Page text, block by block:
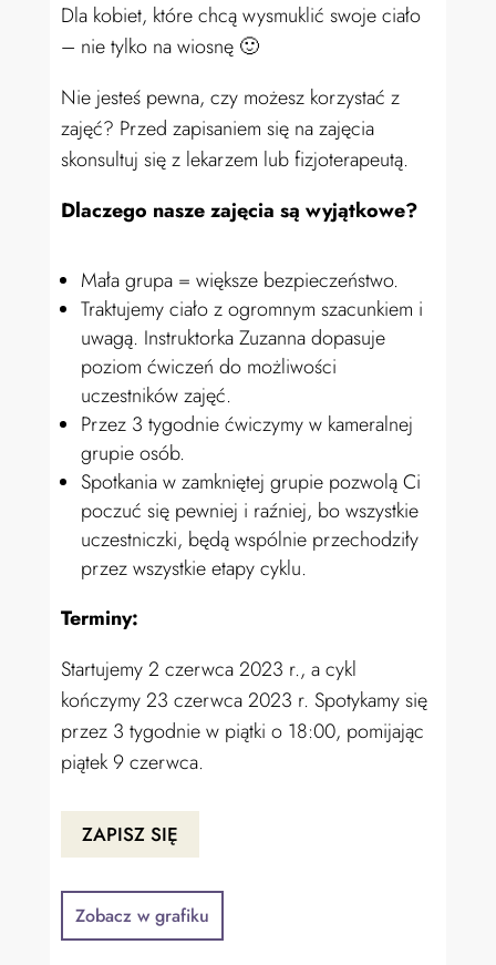
Dla kobiet, które chcą wysmuklić swoje ciało
– nie tylko na wiosnę 🙂
Nie jesteś pewna, czy możesz korzystać z
zajęć? Przed zapisaniem się na zajęcia
skonsultuj się z lekarzem lub fizjoterapeutą.
Dlaczego nasze zajęcia są wyjątkowe?
Mała grupa = większe bezpieczeństwo.
Traktujemy ciało z ogromnym szacunkiem i
uwagą. Instruktorka Zuzanna dopasuje
poziom ćwiczeń do możliwości
uczestników zajęć.
Przez 3 tygodnie ćwiczymy w kameralnej
grupie osób.
Spotkania w zamkniętej grupie pozwolą Ci
poczuć się pewniej i raźniej, bo wszystkie
uczestniczki, będą wspólnie przechodziły
przez wszystkie etapy cyklu.
Terminy:
Startujemy 2 czerwca 2023 r., a cykl
kończymy 23 czerwca 2023 r. Spotykamy się
przez 3 tygodnie w piątki o 18:00, pomijając
piątek 9 czerwca.
ZAPISZ SIĘ
Zobacz w grafiku